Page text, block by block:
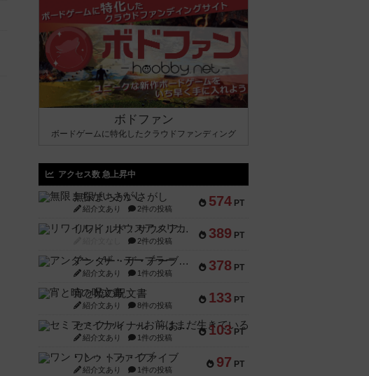
ボドファン
ボードゲームに特化したクラウドファンディング
アクセス数 急上昇中
574 PT
無限まちがいさがし
紹介文あり 2件の投稿
389 PT
リワイルド：サウスアメリカ
2件の投稿
378 PT
アンダー・ザ・テーブラー
紹介文あり 1件の投稿
133 PT
宵と暁の呪文書
紹介文あり 8件の投稿
103 PT
セミファイナル ～お前はまだ生きている～
紹介文あり 1件の投稿
97 PT
ワン・トゥ・ファイブ
紹介文あり 1件の投稿